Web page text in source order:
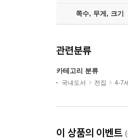
쪽수, 무게, 크기
관련분류
카테고리 분류
국내도서 전집 4-7세
이 상품의 이벤트